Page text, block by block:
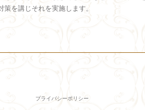
を講じそれを実施します。
プライバシーポリシー